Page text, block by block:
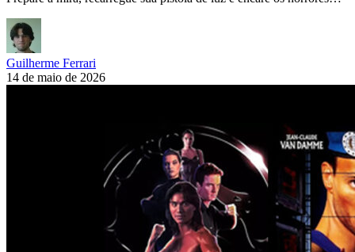
Guilherme Ferrari
14 de maio de 2026